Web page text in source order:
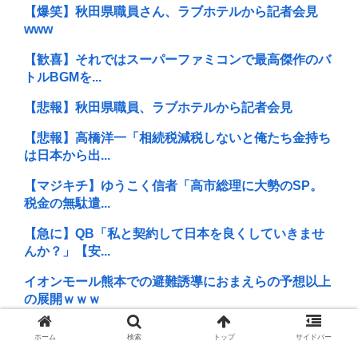
【爆笑】秋田県職員さん、ラブホテルから記者会見
www
【歓喜】それではスーパーファミコンで最高傑作のバ
トルBGMを...
【悲報】秋田県職員、ラブホテルから記者会見
【悲報】高橋洋一「相続税減税しないと俺たち金持ち
は日本から出...
【マジキチ】ゆうこく信者「高市総理に大勢のSP。
税金の無駄遣...
【急に】QB「私と契約して日本を良くしていきませ
んか？」【安...
イオンモール熊本での避難誘導におまえらの予想以上
の展開ｗｗｗ
進次郎「辺野古の事故ガー!」 記者「米兵がレ●プしま
ホーム 検索 トップ サイドバー